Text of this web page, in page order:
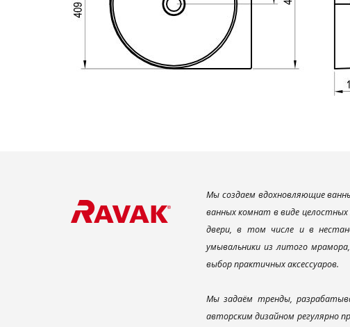
Мы создаем вдохновляющие
ванных комнат в виде
двери, в том числе и в
умывальники из литого
выбор практичных аксессуаров.
Мы задаём тренды,
авторским дизайном регулярно